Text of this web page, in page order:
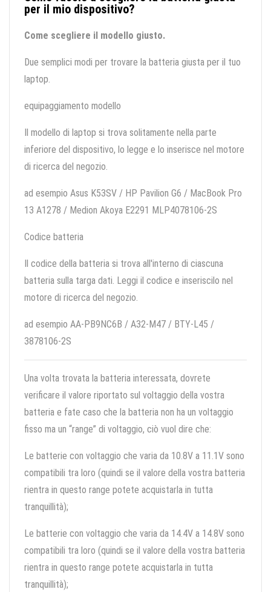
per il mio dispositivo?
Come scegliere il modello giusto.
Due semplici modi per trovare la batteria giusta per il tuo
laptop.
equipaggiamento modello
Il modello di laptop si trova solitamente nella parte
inferiore del dispositivo, lo legge e lo inserisce nel motore
di ricerca del negozio.
ad esempio Asus K53SV / HP Pavilion G6 / MacBook Pro
13 A1278 / Medion Akoya E2291 MLP4078106-2S
Codice batteria
Il codice della batteria si trova all'interno di ciascuna
batteria sulla targa dati. Leggi il codice e inseriscilo nel
motore di ricerca del negozio.
ad esempio AA-PB9NC6B / A32-M47 / BTY-L45 /
3878106-2S
Una volta trovata la batteria interessata, dovrete
verificare il valore riportato sul voltaggio della vostra
batteria e fate caso che la batteria non ha un voltaggio
fisso ma un “range” di voltaggio, ciò vuol dire che:
Le batterie con voltaggio che varia da 10.8V a 11.1V sono
compatibili tra loro (quindi se il valore della vostra batteria
rientra in questo range potete acquistarla in tutta
tranquillità);
Le batterie con voltaggio che varia da 14.4V a 14.8V sono
compatibili tra loro (quindi se il valore della vostra batteria
rientra in questo range potete acquistarla in tutta
tranquillità);